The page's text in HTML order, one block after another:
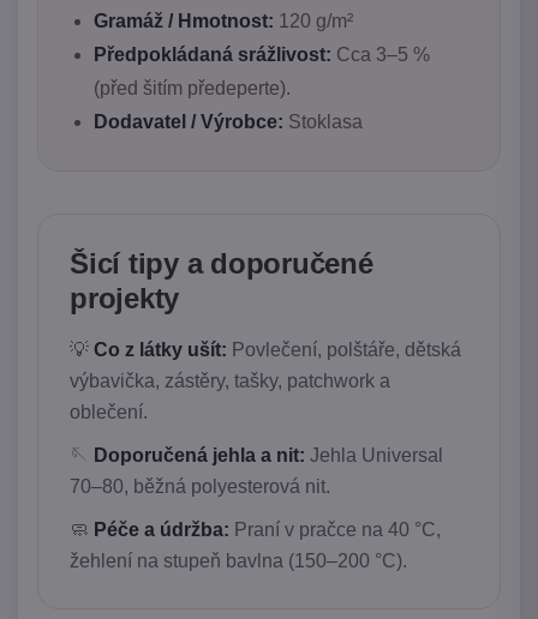
Gramáž / Hmotnost: 120 g/m²
Předpokládaná srážlivost: Cca 3–5 %
(před šitím předeperte).
Dodavatel / Výrobce: Stoklasa
Šicí tipy a doporučené
projekty
💡 Co z látky ušít: Povlečení, polštáře, dětská
výbavička, zástěry, tašky, patchwork a
oblečení.
🪡 Doporučená jehla a nit: Jehla Universal
70–80, běžná polyesterová nit.
🧼 Péče a údržba: Praní v pračce na 40 °C,
žehlení na stupeň bavlna (150–200 °C).